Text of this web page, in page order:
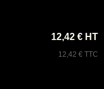
12,42 € HT
12,42 € TTC